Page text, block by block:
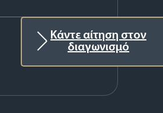
Κάντε αίτηση στον
διαγωνισμό